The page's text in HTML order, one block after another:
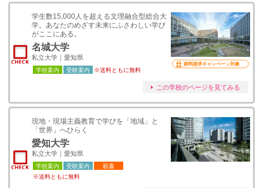
学生数15,000人を超える文理融合型総合大
学。あなたのめざす未来にふさわしい学び
がここにある。
名城大学
私立大学｜愛知県
学校案内 受験案内 ※送料ともに無料
資料請求キャンペーン対象
この学校のページを見てみる
現地・現場主義教育で学びを「地域」と
「世界」へひらく
愛知大学
私立大学｜愛知県
学校案内 受験案内
願書
※送料ともに無料